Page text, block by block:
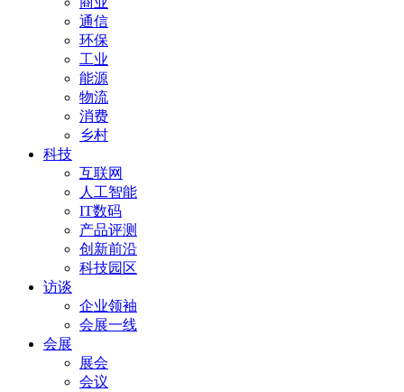
通信
环保
工业
能源
物流
消费
乡村
科技
互联网
人工智能
IT数码
产品评测
创新前沿
科技园区
访谈
企业领袖
会展一线
会展
展会
会议